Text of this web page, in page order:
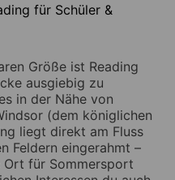
für Schüler &
Größe ist Reading
ausgiebig zu
in der Nähe von
(dem königlichen
liegt direkt am Fluss
Feldern eingerahmt –
für Sommersport